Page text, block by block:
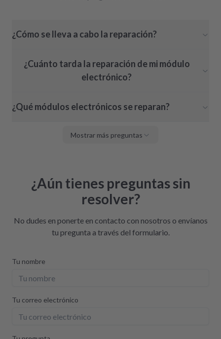
¿Cómo se lleva a cabo la reparación?
¿Cuánto tarda la reparación de mi módulo
electrónico?
¿Qué módulos electrónicos se reparan?
Mostrar más preguntas
¿Aún tienes preguntas sin
resolver?
No dudes en ponerte en contacto con nosotros o envíanos
tu pregunta a través del formulario.
Tu nombre
Tu correo electrónico